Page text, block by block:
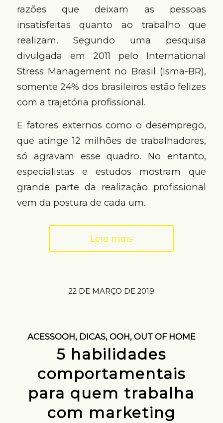
razões que deixam as pessoas
insatisfeitas quanto ao trabalho que
realizam. Segundo uma pesquisa
divulgada em 2011 pelo International
Stress Management no Brasil (Isma-BR),
somente 24% dos brasileiros estão felizes
com a trajetória profissional.
E fatores externos como o desemprego,
que atinge 12 milhões de trabalhadores,
só agravam esse quadro. No entanto,
especialistas e estudos mostram que
grande parte da realização profissional
vem da postura de cada um.
Leia mais
22 DE MARÇO DE 2019
ACESSOOH, DICAS, OOH, OUT OF HOME
5 habilidades
comportamentais
para quem trabalha
com marketing